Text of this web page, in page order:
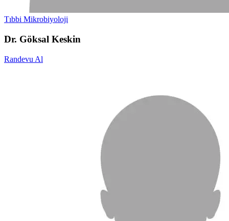
Tıbbi Mikrobiyoloji
Dr. Göksal Keskin
Randevu Al